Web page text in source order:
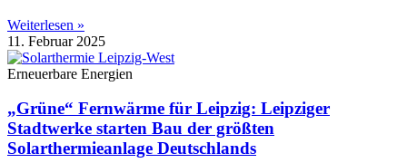
Weiterlesen »
11. Februar 2025
Erneuerbare Energien
„Grüne“ Fernwärme für Leipzig: Leipziger
Stadtwerke starten Bau der größten
Solarthermieanlage Deutschlands